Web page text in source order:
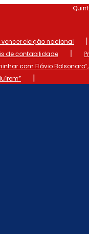
eleição nacional
|
de contabilidade |
com Flávio
|